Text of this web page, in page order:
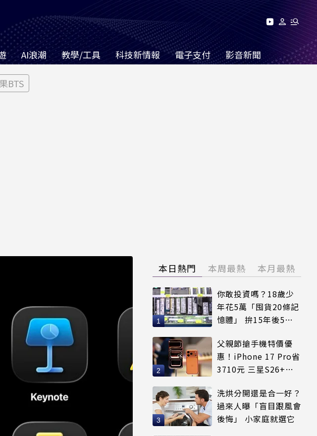
AI浪潮 教學/工具 科技新情報 電子支付 影音新聞
BTS
本日熱門 本周最熱 本月最熱
你敢投資嗎？18歲少
年花5萬「囤貨20條記
憶體」 拚15年後5倍
父親節搶手機特價優
惠！iPhone 17 Pro省
3710元 三星S26+狂
洗烘分開還是合一好？
過來人曝「盲目跟風會
後悔」 小家庭就選它